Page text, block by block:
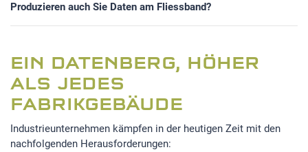
Produzieren auch Sie Daten am Fliessband?
EIN DATENBERG, HÖHER
ALS JEDES
FABRIKGEBÄUDE
Industrieunternehmen kämpfen in der heutigen Zeit mit den
nachfolgenden Herausforderungen: